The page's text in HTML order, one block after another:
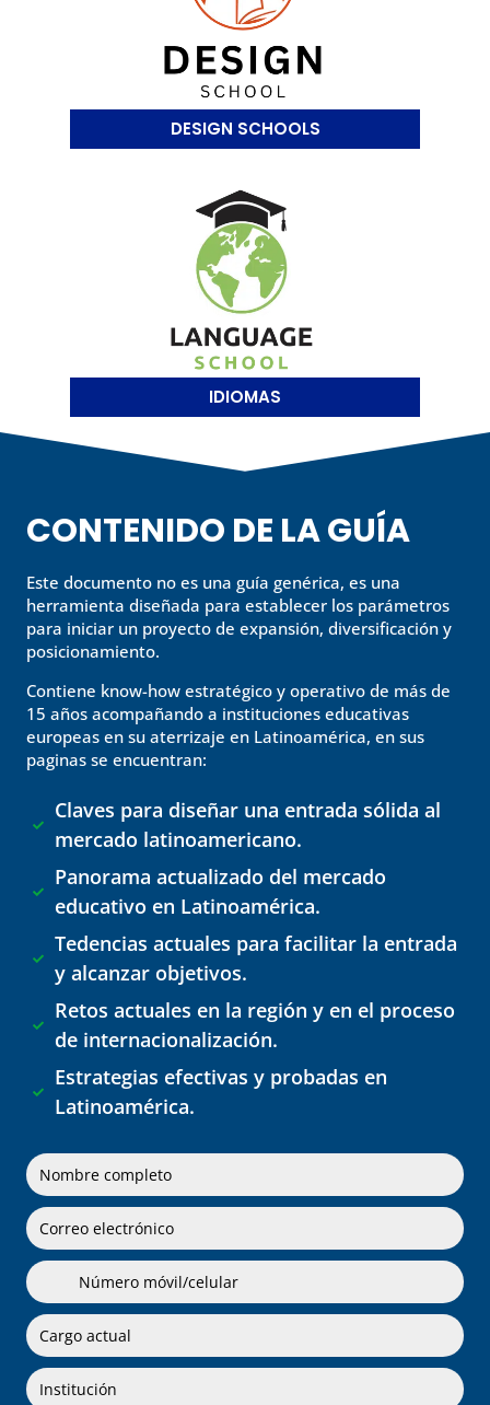
DESIGN SCHOOLS
IDIOMAS
CONTENIDO DE LA GUÍA
Este documento no es una guía genérica, es una
herramienta diseñada para establecer los parámetros
para iniciar un proyecto de expansión, diversificación y
posicionamiento.
Contiene know-how estratégico y operativo de más de
15 años acompañando a instituciones educativas
europeas en su aterrizaje en Latinoamérica, en sus
paginas se encuentran:

Claves para diseñar una entrada sólida al
mercado latinoamericano.

Panorama actualizado del mercado
educativo en Latinoamérica.

Tedencias actuales para facilitar la entrada
y alcanzar objetivos.

Retos actuales en la región y en el proceso
de internacionalización.

Estrategias efectivas y probadas en
Latinoamérica.